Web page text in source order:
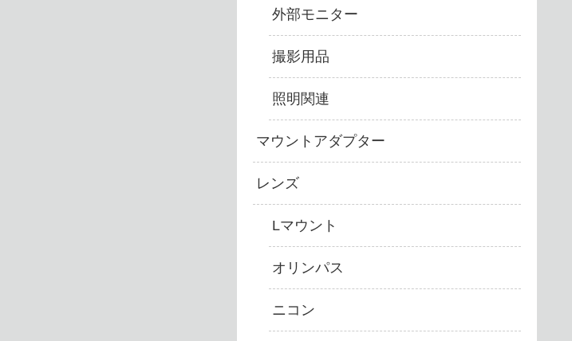
外部モニター
撮影用品
照明関連
マウントアダプター
レンズ
Lマウント
オリンパス
ニコン